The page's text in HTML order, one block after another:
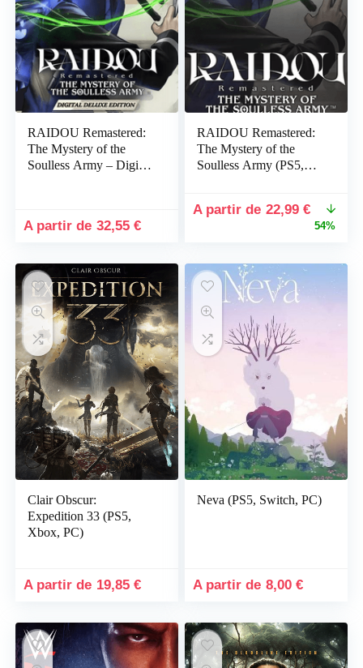
RAIDOU Remastered:
The Mystery of the
Soulless Army – Digital
32,55€
RAIDOU Remastered:
The Mystery of the
Soulless Army (PS5,
Le
49,99 €.
22,99€Le
prix
54%
Clair Obscur:
Expedition 33 (PS5,
Xbox, PC)
19,85€
Neva (PS5, Switch, PC)
8,00€